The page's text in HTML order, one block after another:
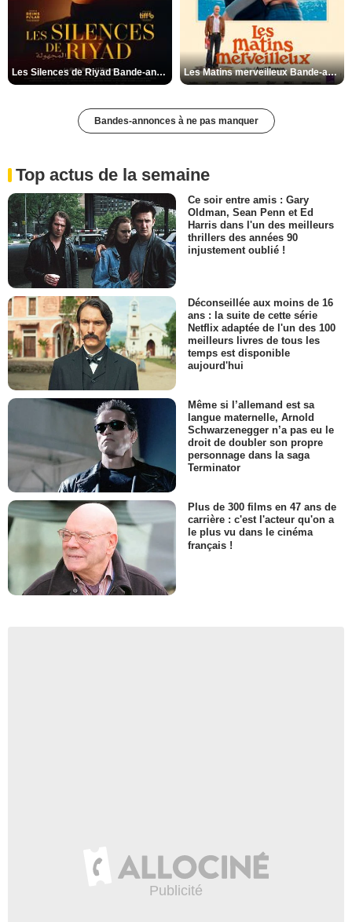
Les Silences de Riyad Bande-annonce VO STFR Les Matins merveilleux Bande-annonce VF
Bandes-annonces à ne pas manquer
Top actus de la semaine
Ce soir entre amis : Gary
Oldman, Sean Penn et Ed
Harris dans l'un des meilleurs
thrillers des années 90
injustement oublié !
Déconseillée aux moins de 16
ans : la suite de cette série
Netflix adaptée de l'un des 100
meilleurs livres de tous les
temps est disponible
aujourd'hui
Même si l’allemand est sa
langue maternelle, Arnold
Schwarzenegger n’a pas eu le
droit de doubler son propre
personnage dans la saga
Terminator
Plus de 300 films en 47 ans de
carrière : c'est l'acteur qu'on a
le plus vu dans le cinéma
français !